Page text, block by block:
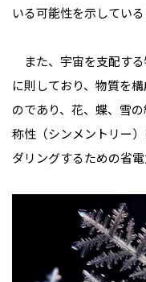
いる可能性を示している
また、宇宙を支配す
に則しており、物質を
のであり、花、蝶、雪
称性（シンメントリー
ダリングするための省